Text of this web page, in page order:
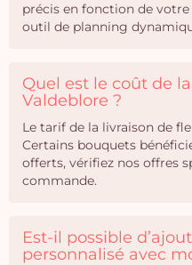
précis en fonction de
outil de planning
Quel est le coût de
Valdeblore ?
Le tarif de la livraison de
Certains bouquets
offerts, vérifiez nos offres
commande.
Est-il possible
personnalisé avec